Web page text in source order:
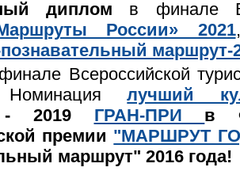
диплом в финале
России» 2021
маршрут-
Всероссийской
лучший
2019 ГРАН-ПРИ в
премии "МАРШРУТ
маршрут" 2016 года!